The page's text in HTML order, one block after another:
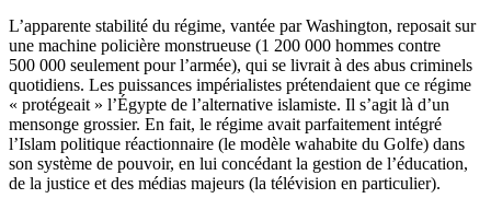
L’apparente stabilité du régime, vantée par Washington, reposait sur
une machine policière monstrueuse (1 200 000 hommes contre
500 000 seulement pour l’armée), qui se livrait à des abus criminels
quotidiens. Les puissances impérialistes prétendaient que ce régime
« protégeait » l’Égypte de l’alternative islamiste. Il s’agit là d’un
mensonge grossier. En fait, le régime avait parfaitement intégré
l’Islam politique réactionnaire (le modèle wahabite du Golfe) dans
son système de pouvoir, en lui concédant la gestion de l’éducation,
de la justice et des médias majeurs (la télévision en particulier).